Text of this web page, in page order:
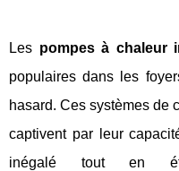
Les pompes à chaleur
populaires dans les
hasard. Ces systèmes de
captivent par leur
inégalé tout en